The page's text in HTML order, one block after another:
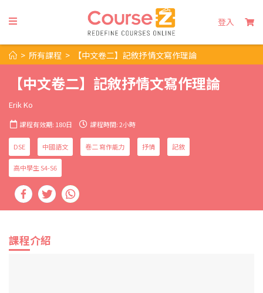
登入
> 所有課程 > 【中文卷二】記敘抒情文寫作理論
【中文卷二】記敘抒情文寫作理論
Erik Ko
課程有效期: 180日 課程時間: 2小時
DSE 中國語文 卷二 寫作能力 抒情 記敘
高中學生 S4-S6
課程介紹